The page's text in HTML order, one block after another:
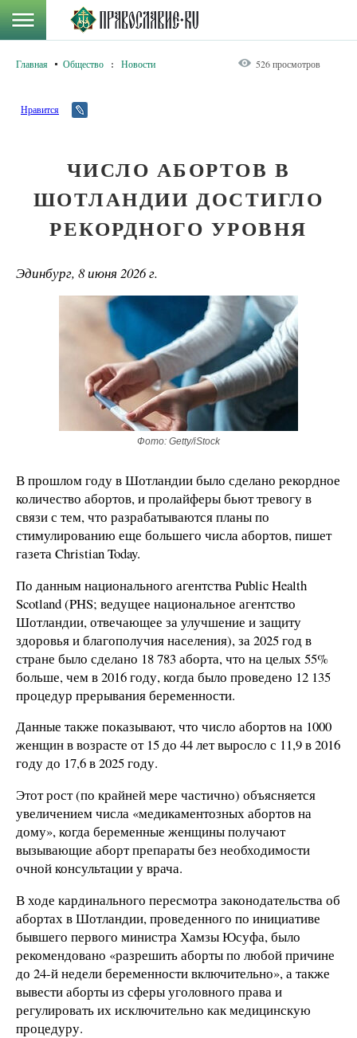
Главная Общество : Новости 526 просмотров
Нравится
ЧИСЛО АБОРТОВ В
ШОТЛАНДИИ ДОСТИГЛО
РЕКОРДНОГО УРОВНЯ
Эдинбург, 8 июня 2026 г.
Фото: Getty/iStock
В прошлом году в Шотландии было сделано рекордное
количество абортов, и пролайферы бьют тревогу в
связи с тем, что разрабатываются планы по
стимулированию еще большего числа абортов, пишет
газета Christian Today.
По данным национального агентства Public Health
Scotland (PHS; ведущее национальное агентство
Шотландии, отвечающее за улучшение и защиту
здоровья и благополучия населения), за 2025 год в
стране было сделано 18 783 аборта, что на целых 55%
больше, чем в 2016 году, когда было проведено 12 135
процедур прерывания беременности.
Данные также показывают, что число абортов на 1000
женщин в возрасте от 15 до 44 лет выросло с 11,9 в 2016
году до 17,6 в 2025 году.
Этот рост (по крайней мере частично) объясняется
увеличением числа «медикаментозных абортов на
дому», когда беременные женщины получают
вызывающие аборт препараты без необходимости
очной консультации у врача.
В ходе кардинального пересмотра законодательства об
абортах в Шотландии, проведенного по инициативе
бывшего первого министра Хамзы Юсуфа, было
рекомендовано «разрешить аборты по любой причине
до 24-й недели беременности включительно», а также
вывести аборты из сферы уголовного права и
регулировать их исключительно как медицинскую
процедуру.